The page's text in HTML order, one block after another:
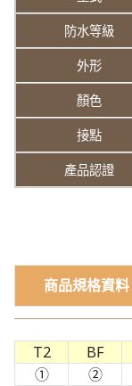
商品規格資料
T2 BF
①
②